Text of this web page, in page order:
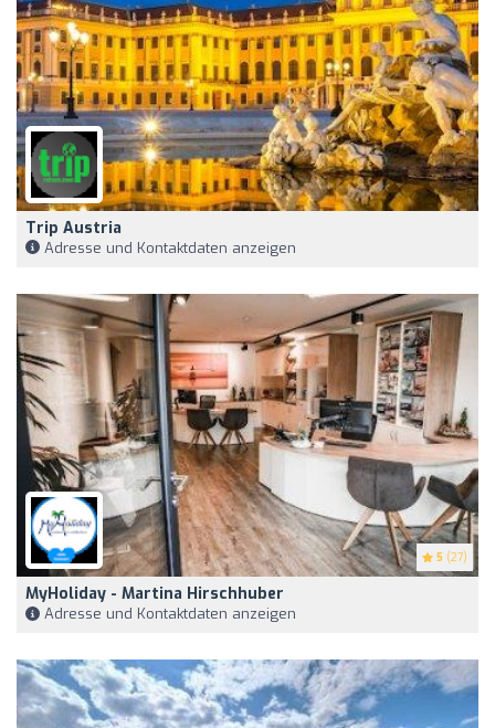
Trip Austria
Adresse und Kontaktdaten anzeigen
5 (27)
MyHoliday - Martina Hirschhuber
Adresse und Kontaktdaten anzeigen